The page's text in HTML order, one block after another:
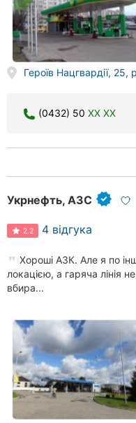
Героїв Нацгвардії,
(0432) 50 XX XX
Укрнефть, АЗС
2.2 4 відгука
Хороші АЗК. Але я по
локацією, а гаряча лінія
вбира...